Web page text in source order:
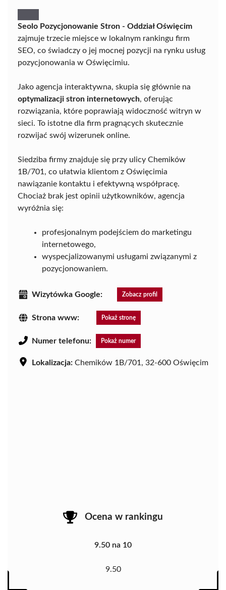
Seolo Pozycjonowanie Stron - Oddział Oświęcim
zajmuje trzecie miejsce w lokalnym rankingu firm
SEO, co świadczy o jej mocnej pozycji na rynku usług
pozycjonowania w Oświęcimiu.
Jako agencja interaktywna, skupia się głównie na
optymalizacji stron internetowych, oferując
rozwiązania, które poprawiają widoczność witryn w
sieci. To istotne dla firm pragnących skutecznie
rozwijać swój wizerunek online.
Siedziba firmy znajduje się przy ulicy Chemików
1B/701, co ułatwia klientom z Oświęcimia
nawiązanie kontaktu i efektywną współpracę.
Chociaż brak jest opinii użytkowników, agencja
wyróżnia się:
profesjonalnym podejściem do marketingu
internetowego,
wyspecjalizowanymi usługami związanymi z
pozycjonowaniem.
Wizytówka Google: Zobacz profil
Strona www: Pokaż stronę
Numer telefonu: Pokaż numer
Lokalizacja: Chemików 1B/701, 32-600 Oświęcim
Ocena w rankingu
9.50 na 10
9.50